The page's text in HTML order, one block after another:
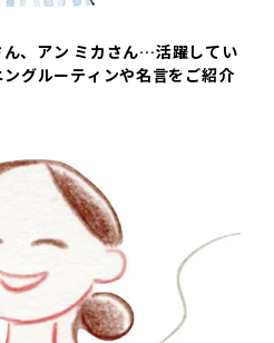
ん、アン ミカさん…活躍してい
グルーティンや名言をご紹介